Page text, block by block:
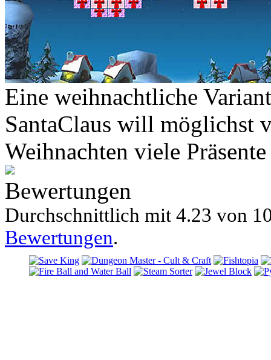
Eine weihnachtliche
SantaClaus will möglichst
Weihnachten viele
Bewertungen
Durchschnittlich mit 4.23 von
Bewertungen.